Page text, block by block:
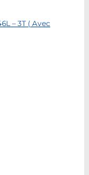
– 3T ( Avec